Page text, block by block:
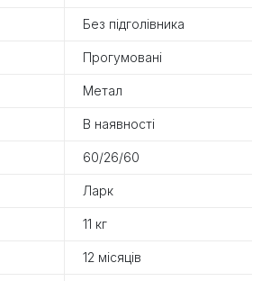
Без підголівника
Прогумовані
Метал
В наявності
60/26/60
Ларк
11 кг
12 місяців